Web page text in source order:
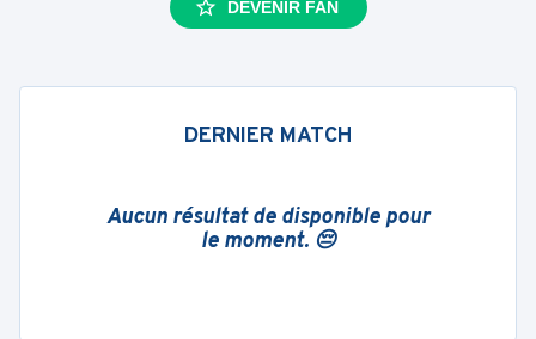
DEVENIR FAN
DERNIER MATCH
Aucun résultat de disponible pour
le moment. 😔